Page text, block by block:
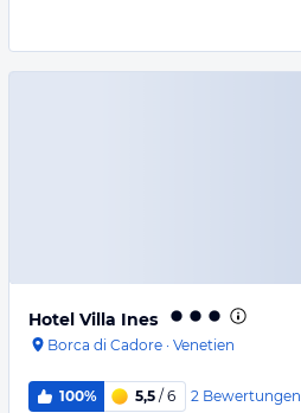
Hotel Villa Ines
Borca di Cadore · Venetien
100% 5,5 / 6 2 Bewertungen